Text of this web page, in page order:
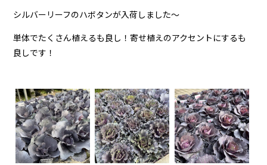
シルバーリーフのハボタンが入荷しました～
単体でたくさん植えるも良し！寄せ植えのアクセントにするも
良しです！